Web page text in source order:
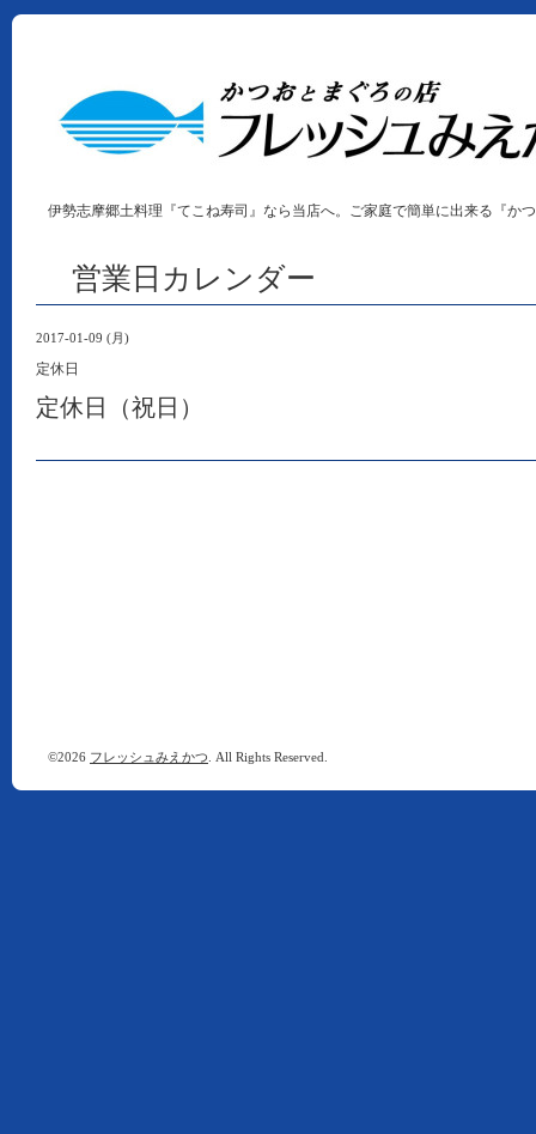
伊勢志摩郷土料理『てこね寿司』なら当店へ。ご家庭で簡単に出来る『か
営業日カレンダー
2017-01-09 (月)
定休日
定休日（祝日）
©2026 フレッシュみえかつ . All Rights Reserved.